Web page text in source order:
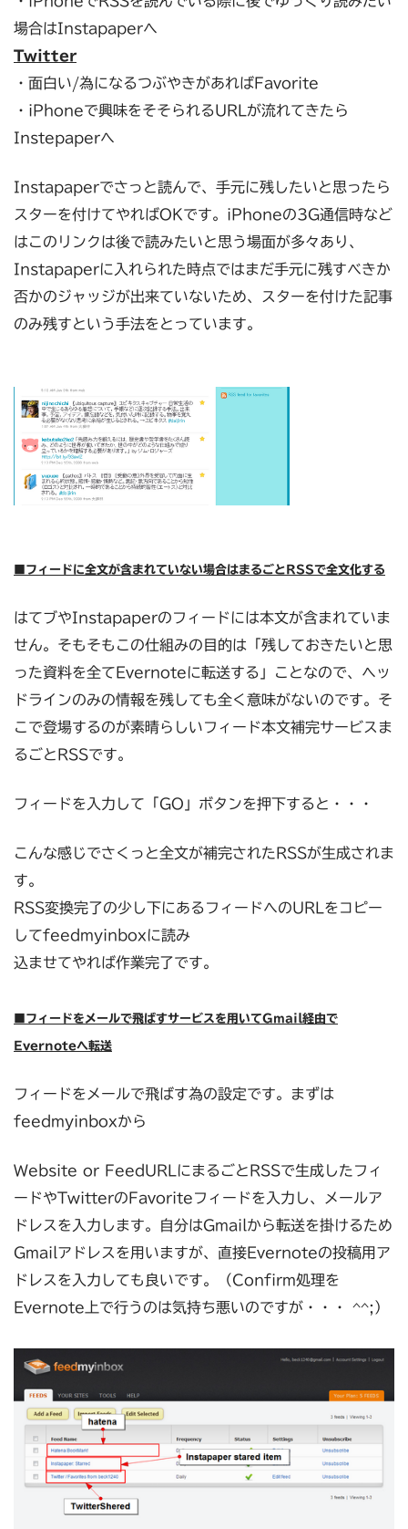
場合はInstapaperへ
Twitter
・面白い/為になるつぶやきがあればFavorite
・iPhoneで興味をそそられるURLが流れてきたら
Instepaperへ
Instapaperでさっと読んで、手元に残したいと思ったら
スターを付けてやればOKです。iPhoneの3G通信時など
はこのリンクは後で読みたいと思う場面が多々あり、
Instapaperに入れられた時点ではまだ手元に残すべきか
否かのジャッジが出来ていないため、スターを付けた記事
のみ残すという手法をとっています。
■フィードに全文が含まれていない場合はまるごとRSSで全文化する
はてブやInstapaperのフィードには本文が含まれていま
せん。そもそもこの仕組みの目的は「残しておきたいと思
った資料を全てEvernoteに転送する」ことなので、ヘッ
ドラインのみの情報を残しても全く意味がないのです。そ
こで登場するのが素晴らしいフィード本文補完サービスま
るごとRSSです。
フィードを入力して「GO」ボタンを押下すると・・・
こんな感じでさくっと全文が補完されたRSSが生成されま
す。
RSS変換完了の少し下にあるフィードへのURLをコピー
してfeedmyinboxに読み
込ませてやれば作業完了です。
■フィードをメールで飛ばすサービスを用いてGmail経由で
Evernoteへ転送
フィードをメールで飛ばす為の設定です。まずは
feedmyinboxから
Website or FeedURLにまるごとRSSで生成したフィ
ードやTwitterのFavoriteフィードを入力し、メールア
ドレスを入力します。自分はGmailから転送を掛けるため
Gmailアドレスを用いますが、直接Evernoteの投稿用ア
ドレスを入力しても良いです。（Confirm処理を
Evernote上で行うのは気持ち悪いのですが・・・ ^^;）